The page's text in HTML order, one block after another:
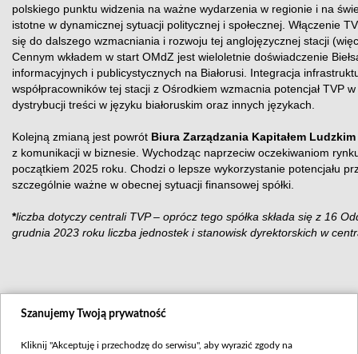
polskiego punktu widzenia na ważne wydarzenia w regionie i na
istotne w dynamicznej sytuacji politycznej i społecznej. Włączenie
się do dalszego wzmacniania i rozwoju tej anglojęzycznej stacji
Cennym wkładem w start OMdZ jest wieloletnie doświadczenie
informacyjnych i publicystycznych na Białorusi. Integracja
współpracowników tej stacji z Ośrodkiem wzmacnia potencjał TVP
dystrybucji treści w języku białoruskim oraz innych językach.
Kolejną zmianą jest powrót Biura Zarządzania Kapitałem Ludzkim
z komunikacji w biznesie. Wychodząc naprzeciw oczekiwaniom
początkiem 2025 roku. Chodzi o lepsze wykorzystanie potencjału
szczególnie ważne w obecnej sytuacji finansowej spółki.
*liczba dotyczy centrali TVP – oprócz tego spółka składa się z 16
grudnia 2023 roku liczba jednostek i stanowisk dyrektorskich w
Szanujemy Twoją prywatność
Kliknij "Akceptuję i przechodzę do serwisu", aby wyrazić zgody na